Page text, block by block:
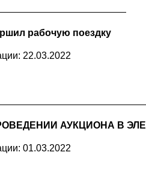
рабочую поездку
22.03.2022
АУКЦИОНА В
01.03.2022